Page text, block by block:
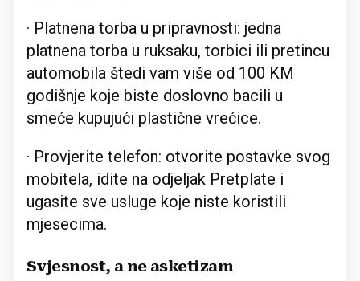
· Platnena torba u pripravnosti: jedna
platnena torba u ruksaku, torbici ili pretincu
automobila štedi vam više od 100 KM
godišnje koje biste doslovno bacili u
smeće kupujući plastične vrećice.
· Provjerite telefon: otvorite postavke svog
mobitela, idite na odjeljak Pretplate i
ugasite sve usluge koje niste koristili
mjesecima.
Svjesnost, a ne asketizam